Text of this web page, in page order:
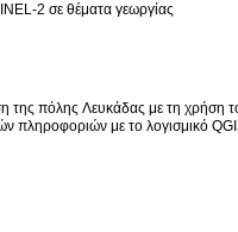
2 σε θέματα γεωργίας
πόλης Λευκάδας με τη χρήση
πληροφοριών με το λογισμικό